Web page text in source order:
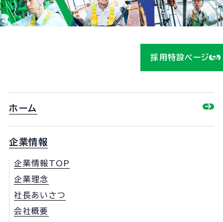
ら！
採用特設ページ
ホーム
企業情報
企業情報TOP
企業理念
社長あいさつ
会社概要